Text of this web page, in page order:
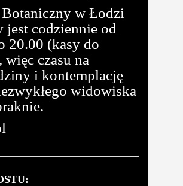
w Łodzi
jest codziennie od
20.00 (kasy do
więc czasu na
i kontemplację
widowiska